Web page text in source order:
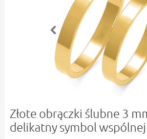
Złote obrączki ślubne 3
delikatny symbol